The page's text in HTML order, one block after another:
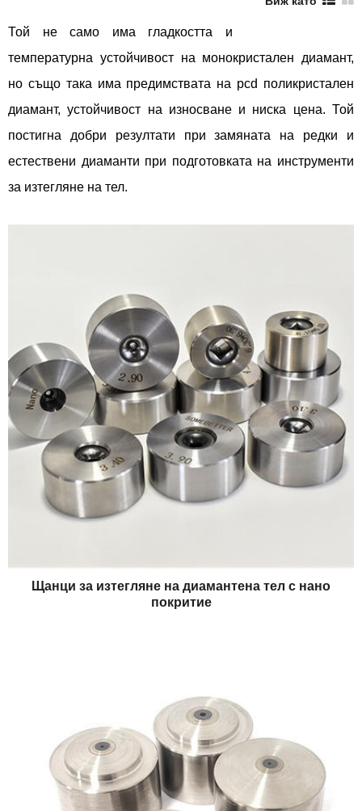
Той не само има гладкостта и
температурна устойчивост на монокристален диамант,
но също така има предимствата на pcd поликристален
диамант, устойчивост на износване и ниска цена. Той
постигна добри резултати при замяната на редки и
естествени диаманти при подготовката на инструменти
за изтегляне на тел.
Щанци за изтегляне на диамантена тел с нано
покритие